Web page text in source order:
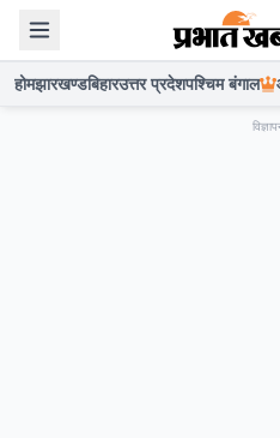
होमझारखण्डबिहारउत्तर प्रदेशपश्चिम बंगाल